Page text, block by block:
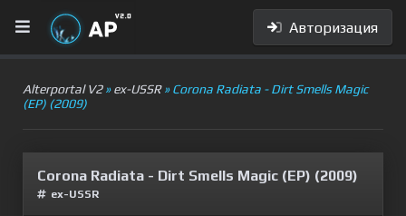
Авторизация
Alterportal V2»ex-USSR» Corona Radiata - Dirt Smells Magic
(EP) (2009)
Corona Radiata - Dirt Smells Magic (EP) (2009)
ex-USSR